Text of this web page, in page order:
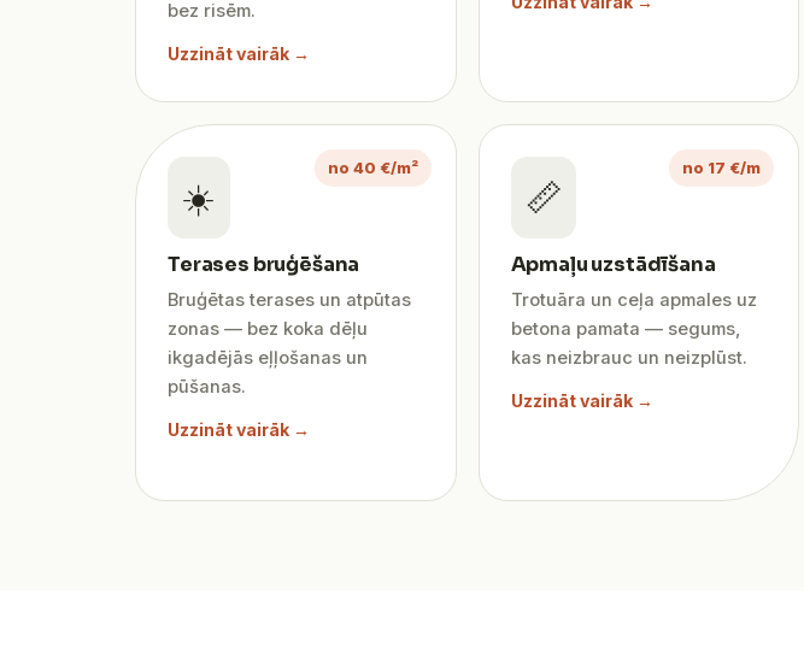
bez risēm.
Uzzināt vairāk →
no 40 €/m²
☀️
Terases bruģēšana
Bruģētas terases un atpūtas
zonas — bez koka dēļu
ikgadējās eļļošanas un
pūšanas.
Uzzināt vairāk →
no 17 €/m
📏
Apmaļu uzstādīšana
Trotuāra un ceļa apmales uz
betona pamata — segums,
kas neizbrauc un neizplūst.
Uzzināt vairāk →